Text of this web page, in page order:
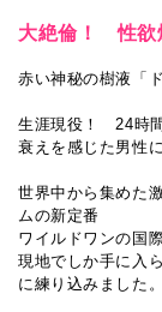
大絶倫！ 性欲
赤い神秘の樹液「
生涯現役！ 24時
衰えを感じた男性
世界中から集めた
ムの新定番
ワイルドワンの国
現地でしか手に入
に練り込みました。